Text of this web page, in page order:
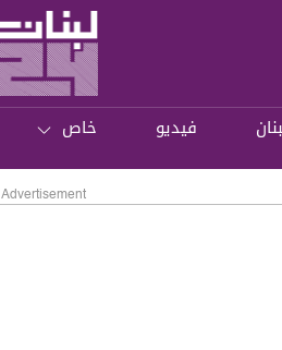
فيديو خاص
Advertisement